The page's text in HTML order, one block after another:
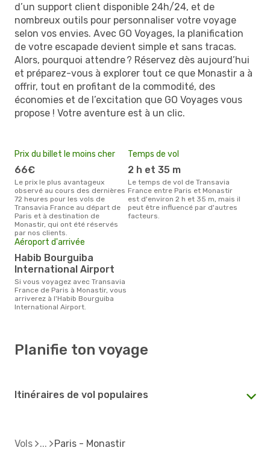
d’un support client disponible 24h/24, et de
nombreux outils pour personnaliser votre voyage
selon vos envies. Avec GO Voyages, la planification
de votre escapade devient simple et sans tracas.
Alors, pourquoi attendre ? Réservez dès aujourd’hui
et préparez-vous à explorer tout ce que Monastir a à
offrir, tout en profitant de la commodité, des
économies et de l’excitation que GO Voyages vous
propose ! Votre aventure est à un clic.
Prix du billet le moins cher
66€
Le prix le plus avantageux
observé au cours des dernières
72 heures pour les vols de
Transavia France au départ de
Paris et à destination de
Monastir, qui ont été réservés
par nos clients.
Temps de vol
2 h et 35 m
Le temps de vol de Transavia
France entre Paris et Monastir
est d'environ 2 h et 35 m, mais il
peut être influencé par d'autres
facteurs.
Aéroport d'arrivée
Habib Bourguiba
International Airport
Si vous voyagez avec Transavia
France de Paris à Monastir, vous
arriverez à l'Habib Bourguiba
International Airport.
Planifie ton voyage
Itinéraires de vol populaires
Vols Paris - Monastir